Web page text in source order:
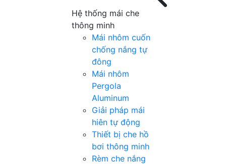
Hệ thống mái che
thông minh
Mái nhôm cuốn
chống nắng tự
đông
Mái nhôm
Pergola
Aluminum
Giải pháp mái
hiên tự động
Thiết bị che hồ
bơi thông minh
Rèm che nắng